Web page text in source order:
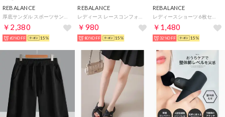
REBALANCE
￥2,380
60%OFF 15%
REBALANCE
￥980
80%OFF 15%
REBALANCE
￥1,480
32%OFF 15%